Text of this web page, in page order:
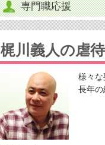
専門職応援
梶川義人の虐
様々な
長年の